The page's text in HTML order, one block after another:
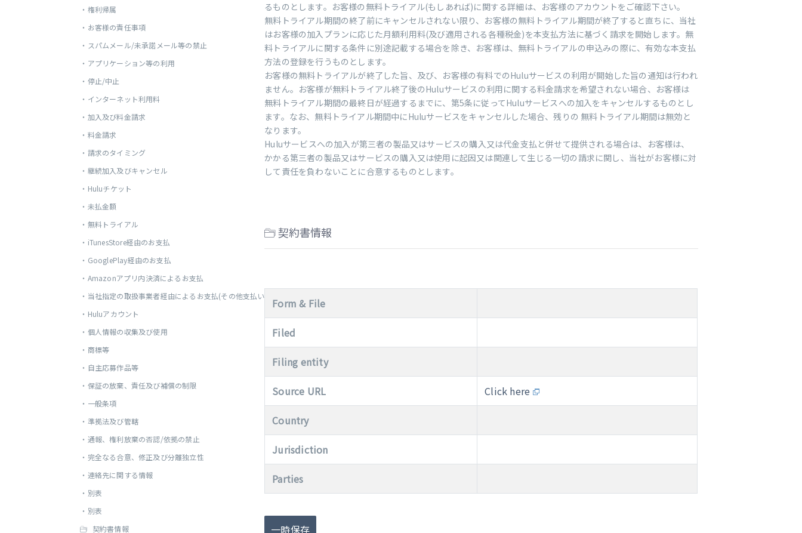
・ 権利帰属
・ お客様の責任事項
・ スパムメール/未承諾メール等の禁止
・ アプリケーション等の利用
・ 停止/中止
・ インターネット利用料
・ 加入及び料金請求
・ 料金請求
・ 請求のタイミング
・ 継続加入及びキャンセル
・ Huluチケット
・ 未払金額
・ 無料トライアル
・ iTunesStore経由のお支払
・ GooglePlay経由のお支払
・ Amazonアプリ内決済によるお支払
・ 当社指定の取扱事業者経由によるお支払(その他支払い
・ Huluアカウント
・ 個人情報の収集及び使用
・ 商標等
・ 自主応募作品等
・ 保証の放棄、責任及び補償の制限
・ 一般条項
・ 準拠法及び管轄
・ 通報、権利放棄の否認/依拠の禁止
・ 完全なる合意、修正及び分離独立性
・ 連絡先に関する情報
・ 別表
・ 別表
契約書情報
るものとします。お客様の無料トライアル(もしあれば)に関する詳細は、お客様のアカウントをご確認下さい。
無料トライアル期間の終了前にキャンセルされない限り、お客様の無料トライアル期間が終了すると直ちに、当社
はお客様の加入プランに応じた月額利用料(及び適用される各種税金)を本支払方法に基づく請求を開始します。無
料トライアルに関する条件に別途記載する場合を除き、お客様は、無料トライアルの申込みの際に、有効な本支払
方法の登録を行うものとします。
お客様の無料トライアルが終了した旨、及び、お客様の有料でのHuluサービスの利用が開始した旨の通知は行われ
ません。お客様が無料トライアル終了後のHuluサービスの利用に関する料金請求を希望されない場合、お客様は
無料トライアル期間の最終日が経過するまでに、第5条に従ってHuluサービスへの加入をキャンセルするものとし
ます。なお、無料トライアル期間中にHuluサービスをキャンセルした場合、残りの 無料トライアル期間は無効と
なります。
Huluサービスへの加入が第三者の製品又はサービスの購入又は代金支払と併せて提供される場合は、お客様は、
かかる第三者の製品又はサービスの購入又は使用に起因又は関連して生じる一切の請求に関し、当社がお客様に対
して責任を負わないことに合意するものとします。
契約書情報
Form & File
Filed
Filing entity
Source URL Click here
Country
Jurisdiction
Parties
一時保存